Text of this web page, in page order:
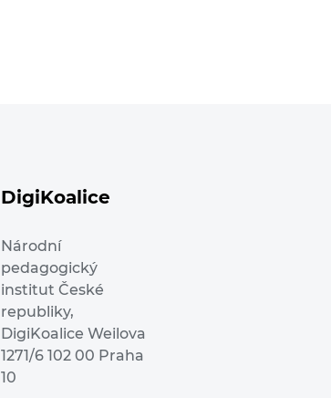
DigiKoalice
Národní
pedagogický
institut České
republiky,
DigiKoalice Weilova
1271/6 102 00 Praha
10